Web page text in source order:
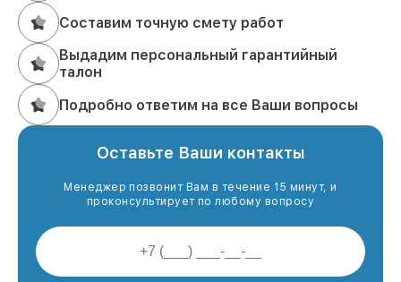
Составим точную смету работ
Выдадим персональный гарантийный
талон
Подробно ответим на все Ваши вопросы
Оставьте Ваши контакты
Менеджер позвонит Вам в течение 15 минут, и
проконсультирует по любому вопросу